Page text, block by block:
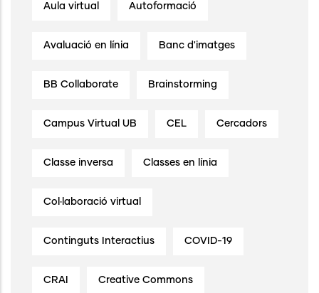
Aula virtual Autoformació
Avaluació en línia Banc d'imatges
BB Collaborate Brainstorming
Campus Virtual UB CEL Cercadors
Classe inversa Classes en línia
Col·laboració virtual
Continguts Interactius COVID-19
CRAI Creative Commons